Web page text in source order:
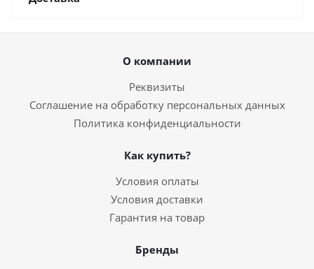
О компании
Реквизиты
Соглашение на обработку персональных данных
Политика конфиденциальности
Как купить?
Условия оплаты
Условия доставки
Гарантия на товар
Бренды